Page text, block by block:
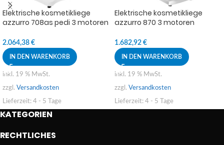
Elektrische kosmetikliege
azzurro 708as pedi 3 motoren
2.064,38 €
IN DEN WARENKORB
inkl. 19 % MwSt.
zzgl. Versandkosten
Lieferzeit: 4 - 5 Tage
Elektrische kosmetikliege
azzurro 870 3 motoren
1.682,92 €
IN DEN WARENKORB
inkl. 19 % MwSt.
zzgl. Versandkosten
Lieferzeit: 4 - 5 Tage
KATEGORIEN
RECHTLICHES